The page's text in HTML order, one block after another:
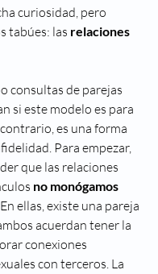
curiosidad, pero
tabúes: las relaciones
consultas de parejas
si este modelo es para
es una forma
Para empezar,
que las relaciones
no monógamos
ellas, existe una pareja
acuerdan tener la
conexiones
con terceros. La